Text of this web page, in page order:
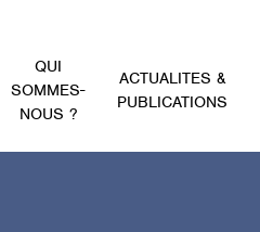
QUI
SOMMES-
NOUS ?
ACTUALITES &
PUBLICATIONS